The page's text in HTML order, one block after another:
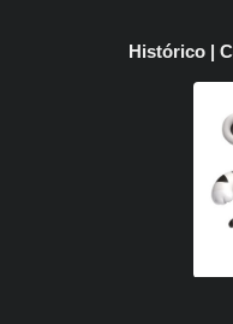
Histórico |